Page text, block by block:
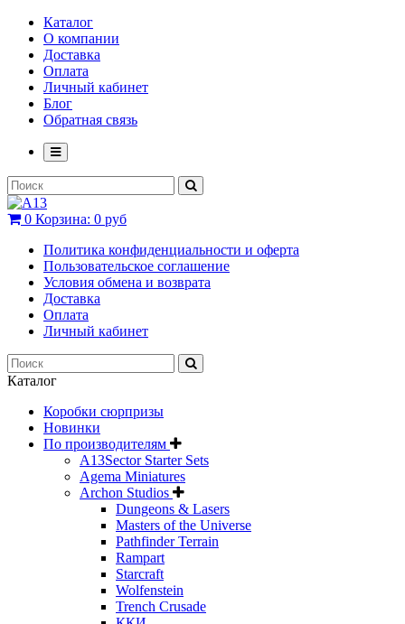
Каталог
О компании
Доставка
Оплата
Личный кабинет
Блог
Обратная связь
0 Корзина: 0 руб
Политика конфиденциальности и оферта
Пользовательское соглашение
Условия обмена и возврата
Доставка
Оплата
Личный кабинет
Каталог
Коробки сюрпризы
Новинки
По производителям
A13Sector Starter Sets
Agema Miniatures
Archon Studios
Dungeons & Lasers
Masters of the Universe
Pathfinder Terrain
Rampart
Starcraft
Wolfenstein
Trench Crusade